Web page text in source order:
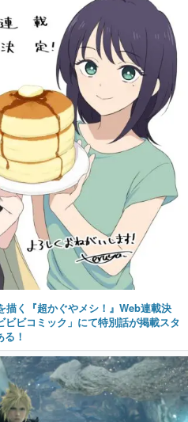
描く『超かぐやメシ！』Web連載決
ビコミック」にて特別話が掲載スタ
！